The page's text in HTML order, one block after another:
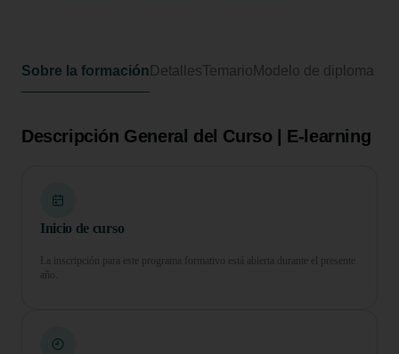
Sobre la formación DetallesTemario Modelo de diploma
Descripción General del Curso | E-learning
Inicio de curso
La inscripción para este programa formativo está abierta durante el presente
año.